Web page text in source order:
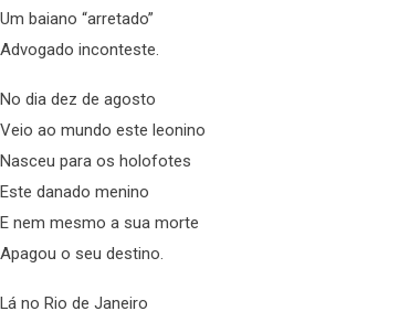
Um baiano “arretado”
Advogado inconteste.
No dia dez de agosto
Veio ao mundo este leonino
Nasceu para os holofotes
Este danado menino
E nem mesmo a sua morte
Apagou o seu destino.
Lá no Rio de Janeiro